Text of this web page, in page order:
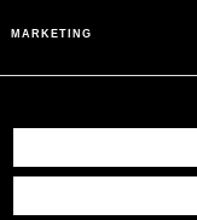
MARKETING
BESOIN D'AIDE ?